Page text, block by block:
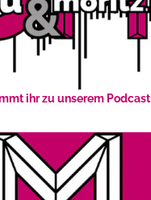
ihr zu unserem Podcast